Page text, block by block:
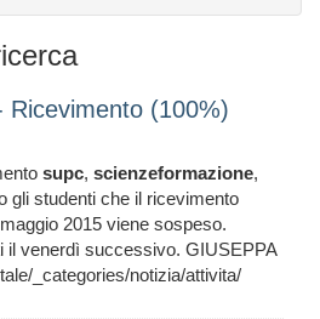
Ricevimento (100%)
supc, scienzeformazione,
gli studenti che il ricevimento
2015 viene sospeso.
il venerdì successivo. GIUSEPPA
_categories/notizia/attivita/